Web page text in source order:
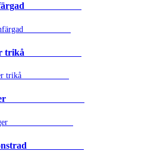
trikå⠀⠀⠀⠀⠀⠀⠀⠀